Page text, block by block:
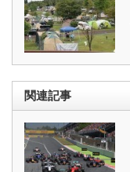
関連記事